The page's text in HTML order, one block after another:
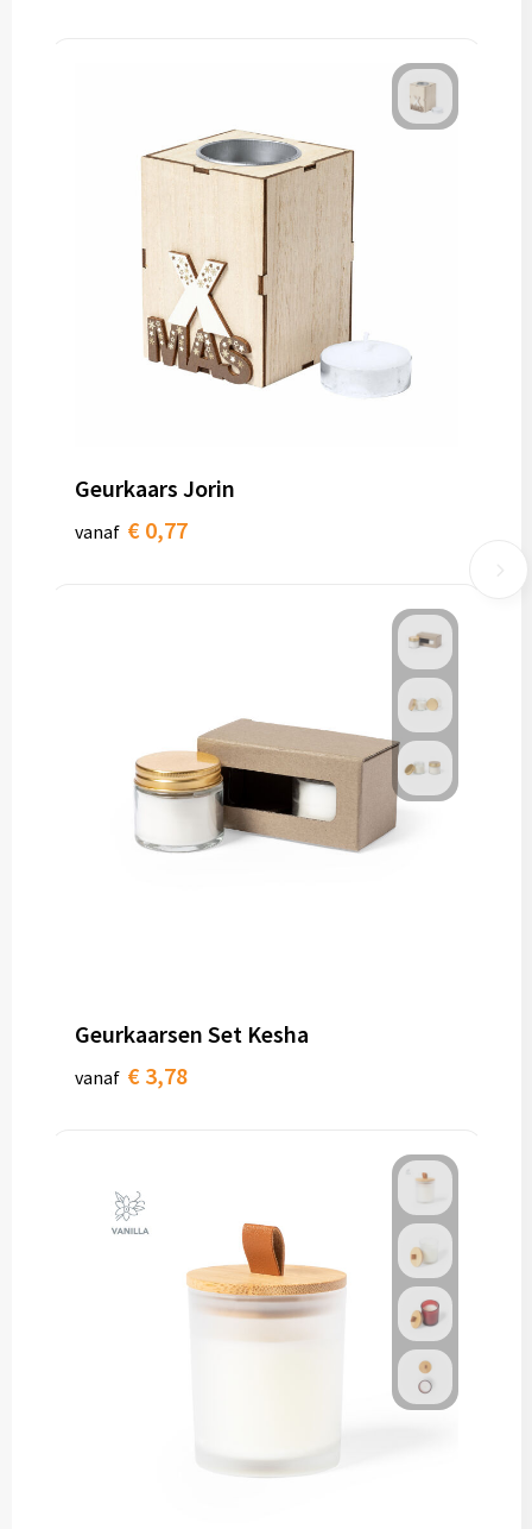
Geurkaars Jorin
vanaf € 0,77
Geurkaarsen Set Kesha
vanaf € 3,78